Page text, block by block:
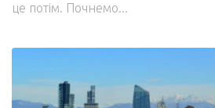
це потім. Почнемо...